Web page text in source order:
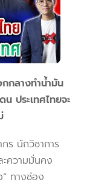
กลางทำน้ำมัน
ประเทศไทยจะ
ร นักวิชาการ
ะความมั่นคง
” ทางช่อง